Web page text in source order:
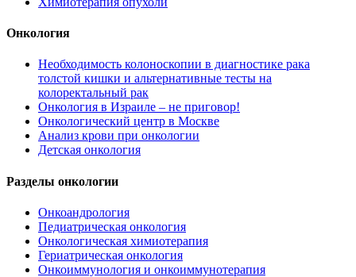
Онкология
Необходимость колоноскопии в диагностике рака
толстой кишки и альтернативные тесты на
колоректальный рак
Онкология в Израиле – не приговор!
Онкологический центр в Москве
Анализ крови при онкологии
Детская онкология
Разделы онкологии
Онкоандрология
Педиатрическая онкология
Онкологическая химиотерапия
Гериатрическая онкология
Онкоиммунология и онкоиммунотерапия